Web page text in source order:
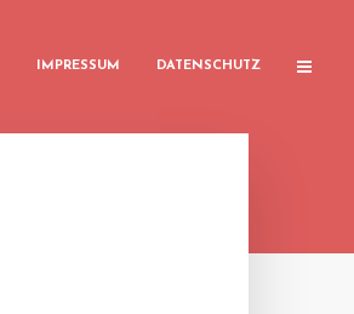
IMPRESSUM DATENSCHUTZ